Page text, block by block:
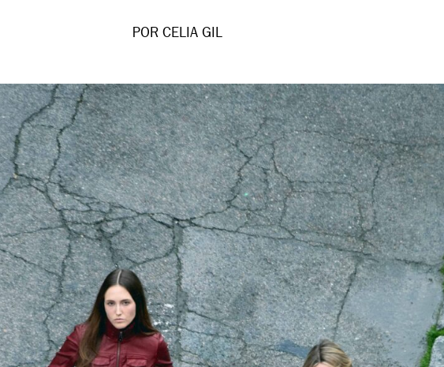
POR CELIA GIL